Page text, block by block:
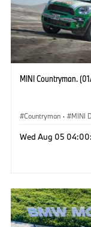
MINI Countryman.
Countryman · MINI
Wed Aug 05